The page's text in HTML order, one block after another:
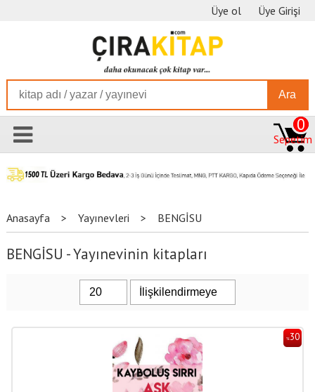
Üye ol Üye Girişi
Ara
Sepetim
0
Anasayfa > Yayınevleri > BENGİSU
BENGİSU - Yayınevinin kitapları
%30